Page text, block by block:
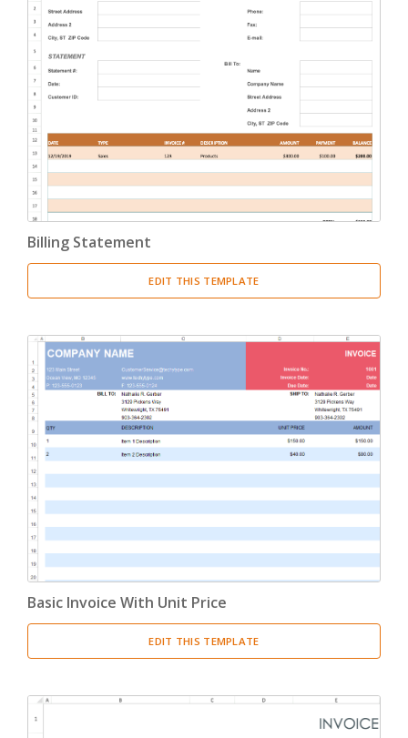
Billing Statement
EDIT THIS TEMPLATE
Basic Invoice With Unit Price
EDIT THIS TEMPLATE